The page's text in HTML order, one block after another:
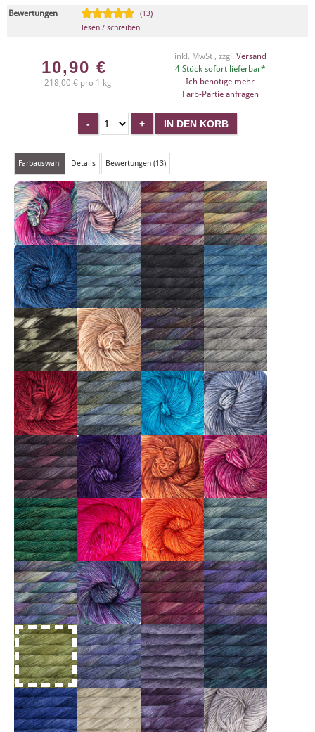
Bewertungen
(13)
lesen / schreiben
10,90 €
218,00 € pro 1 kg
inkl. MwSt , zzgl. Versand
4 Stück sofort lieferbar*
Ich benötige mehr
Farb-Partie anfragen
Farbauswahl Details Bewertungen (13)